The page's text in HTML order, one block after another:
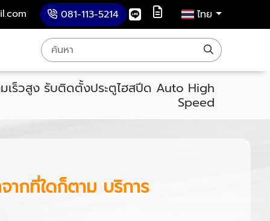
081-113-5214 ไทย
เร็วสูง รับติดตั้งประตูไฮสปีด Auto High
Speed
ากที่ใดก็ตาม บริการ